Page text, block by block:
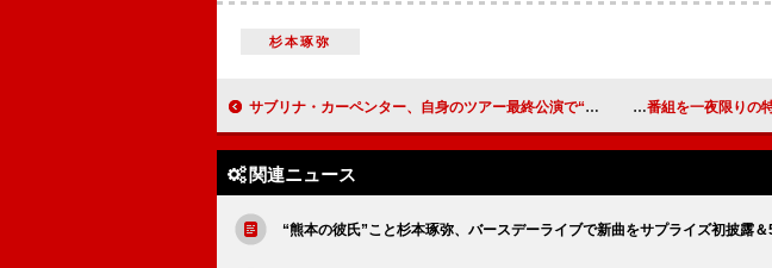
杉本琢弥
サブリナ・カーペンター、自身のツアー最終公演で“泣いちゃってごめん”と投稿 ポール・マッカートニーと交流も 渡辺翔太（Snow Man）、初の単
関連ニュース
“熊本の彼氏”こと杉本琢弥、バースデーライブで新曲をサプライズ初披露